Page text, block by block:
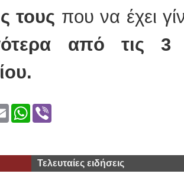
τους που να έχει
από τις 3
EmailWhatsApp
Τελευταίες ειδήσεις